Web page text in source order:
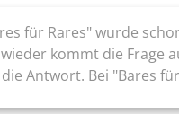
für Rares" wurde
kommt die Frage
Antwort. Bei "Bares